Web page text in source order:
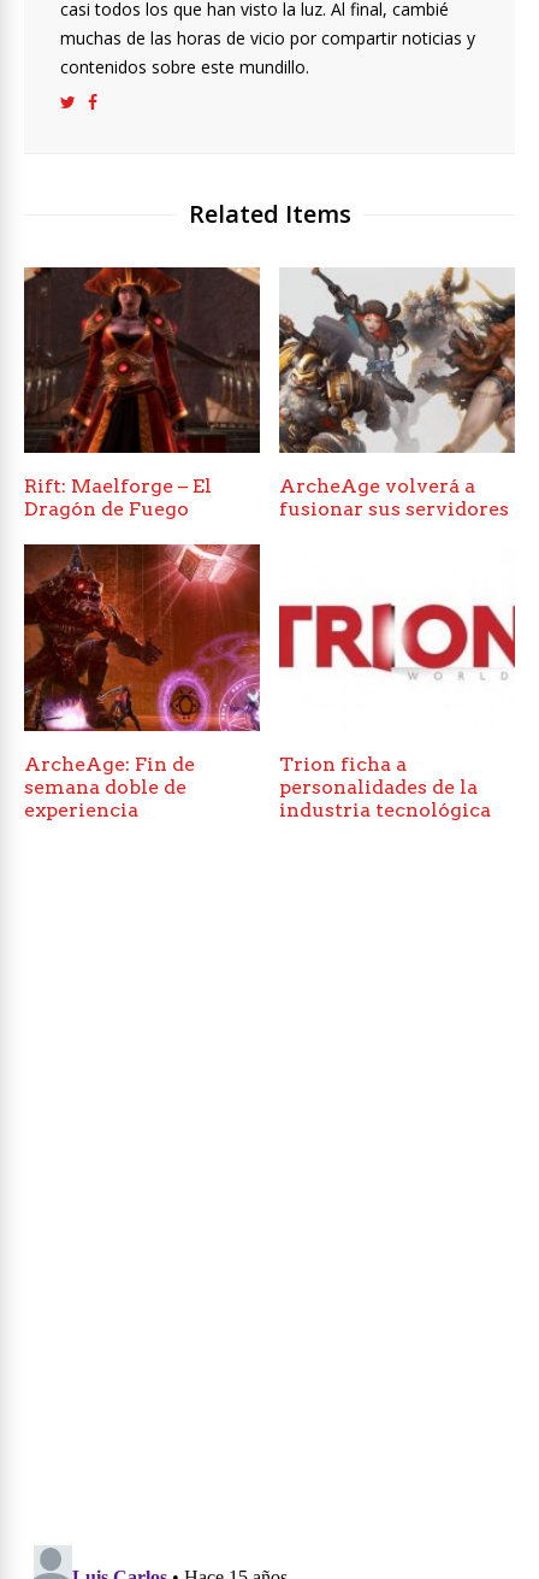
casi todos los que han visto la luz. Al final, cambié
muchas de las horas de vicio por compartir noticias y
contenidos sobre este mundillo.
Related Items
Rift: Maelforge – El
Dragón de Fuego
ArcheAge volverá a
fusionar sus servidores
ArcheAge: Fin de
semana doble de
experiencia
Trion ficha a
personalidades de la
industria tecnológica